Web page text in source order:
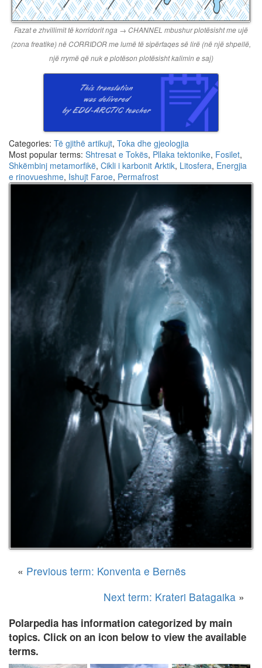
Fazat e zhvillimit të korridorit nga → CHANNEL mbushur plotësisht me ujë
(zona freatike) në CORRIDOR me lumë të sipërfaqes së lirë (në një shpellë,
një rrymë që nuk e plotëson plotësisht kalimin e saj)
Categories: Të gjithë artikujt, Toka dhe gjeologjia
Most popular terms: Shtresat e Tokës, Pllaka tektonike, Fosilet,
Shkëmbinj metamorfikë, Cikli i karbonit Arktik, Litosfera, Energjia
e rinovueshme, Ishujt Faroe, Permafrost
« Previous term: Konventa e Bernës
Next term: Krateri Batagaika »
Polarpedia has information categorized by main
topics. Click on an icon below to view the available
terms.